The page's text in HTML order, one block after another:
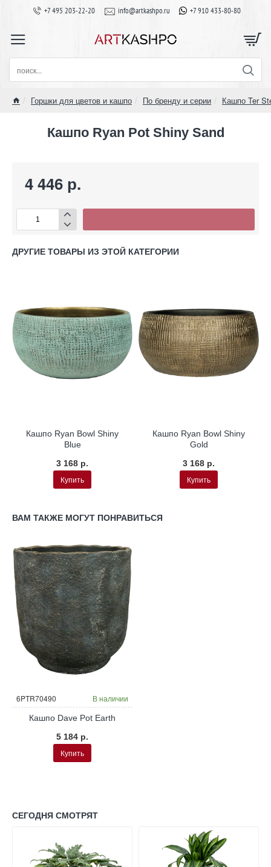
+7 495 203-22-20 info@artkashpo.ru +7 910 433-80-80
поиск...
Горшки для цветов и кашпо По бренду и серии Кашпо Ter
Кашпо Ryan Pot Shiny Sand
4 446 р.
ДРУГИЕ ТОВАРЫ ИЗ ЭТОЙ КАТЕГОРИИ
Кашпо Ryan Bowl Shiny
Blue
3 168 р.
Купить
Кашпо Ryan Bowl Shiny
Gold
3 168 р.
Купить
ВАМ ТАКЖЕ МОГУТ ПОНРАВИТЬСЯ
6PTR70490 В наличии
Кашпо Dave Pot Earth
5 184 р.
Купить
СЕГОДНЯ СМОТРЯТ